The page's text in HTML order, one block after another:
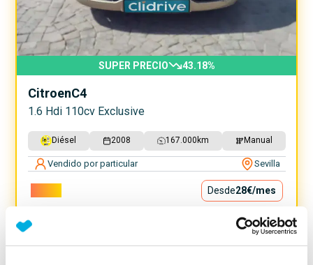
SUPER PRECIO 43.18%
CitroenC4
1.6 Hdi 110cv Exclusive
Diésel 2008 167.000 km Manual
Vendido por particular Sevilla
Desde28€/mes